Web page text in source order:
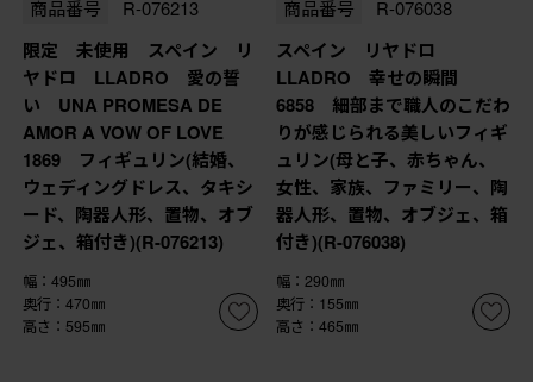
商品番号 R-076213
限定 未使用 スペイン リ
ヤドロ LLADRO 愛の誓
い UNA PROMESA DE
AMOR A VOW OF LOVE
1869 フィギュリン(結婚、
ウェディングドレス、タキシ
ード、陶器人形、置物、オブ
ジェ、箱付き)(R-076213)
幅：495㎜
奥行：470㎜
高さ：595㎜
商品番号 R-076038
スペイン リヤドロ
LLADRO 幸せの瞬間
6858 細部まで職人のこだわ
りが感じられる美しいフィギ
ュリン(母と子、赤ちゃん、
女性、家族、ファミリー、陶
器人形、置物、オブジェ、箱
付き)(R-076038)
幅：290㎜
奥行：155㎜
高さ：465㎜